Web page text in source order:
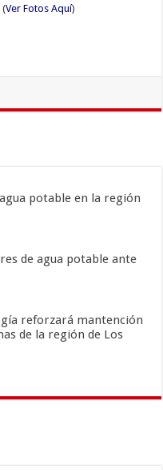
(Ver Fotos Aquí)
potable en la región
de agua potable ante
reforzará mantención
de la región de Los